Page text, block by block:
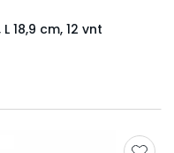
18,9 cm, 12 vnt